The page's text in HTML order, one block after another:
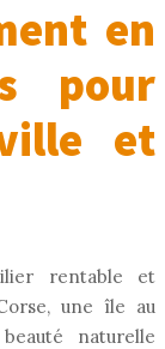
en
pour
et
rentable et
une île au
naturelle